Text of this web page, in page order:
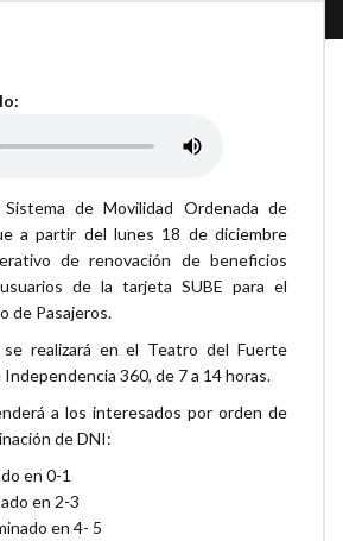
de Movilidad Ordenada de
a partir del lunes 18 de diciembre
de renovación de beneficios
de la tarjeta SUBE para el
de Pasajeros.
se realizará en el Teatro del Fuerte
360, de 7 a 14 horas.
a los interesados por orden de
de DNI:
en 0-1
en 2-3
en 4- 5